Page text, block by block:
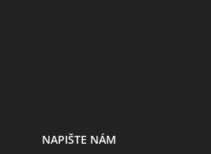
NAPIŠTE NÁM